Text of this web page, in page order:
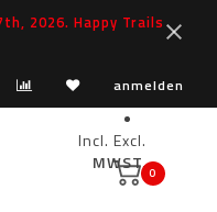
2026. Happy Trails
anmelden
Incl. Excl.
MWST.0